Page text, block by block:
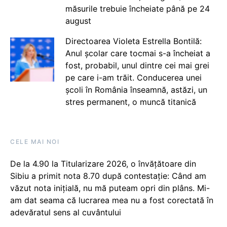
măsurile trebuie încheiate până pe 24
august
Directoarea Violeta Estrella Bontilă:
Anul școlar care tocmai s-a încheiat a
fost, probabil, unul dintre cei mai grei
pe care i-am trăit. Conducerea unei
școli în România înseamnă, astăzi, un
stres permanent, o muncă titanică
CELE MAI NOI
De la 4.90 la Titularizare 2026, o învățătoare din
Sibiu a primit nota 8.70 după contestație: Când am
văzut nota inițială, nu mă puteam opri din plâns. Mi-
am dat seama că lucrarea mea nu a fost corectată în
adevăratul sens al cuvântului